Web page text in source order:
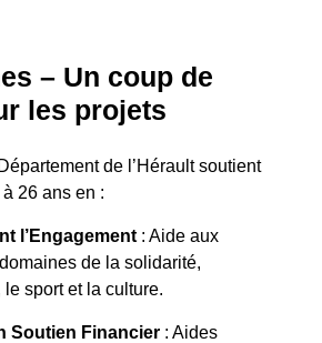
– Un coup de
les projets
de l’Hérault soutient
26 ans en :
l’Engagement: Aide aux
de la solidarité,
le sport et la culture.
Soutien Financier: Aides